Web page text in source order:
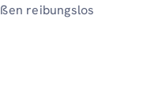
reibungslos